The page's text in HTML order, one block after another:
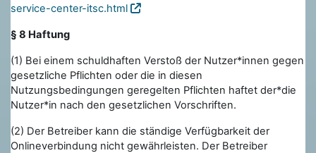
service-center-itsc.html
§ 8 Haftung
(1) Bei einem schuldhaften Verstoß der Nutzer*innen gegen
gesetzliche Pflichten oder die in diesen
Nutzungsbedingungen geregelten Pflichten haftet der*die
Nutzer*in nach den gesetzlichen Vorschriften.
(2) Der Betreiber kann die ständige Verfügbarkeit der
Onlineverbindung nicht gewährleisten. Der Betreiber